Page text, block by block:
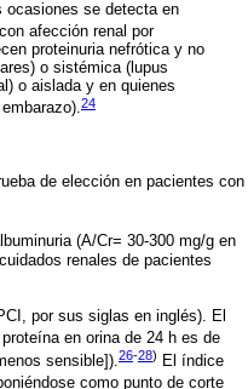
ocasiones se detecta en
afección renal por
proteinuria nefrótica y no
o sistémica (lupus
o aislada y en quienes
24
de elección en pacientes con
(A/Cr= 30-300 mg/g en
renales de pacientes
por sus siglas en inglés). El
en orina de 24 h es de
sensible]).26-28) El índice
como punto de corte